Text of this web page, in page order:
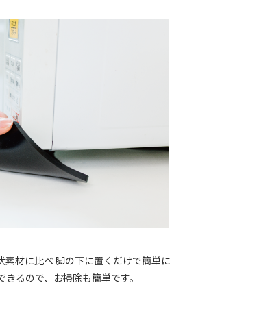
材に比べ 脚の下に置くだけで簡単に
るので、お掃除も簡単です。